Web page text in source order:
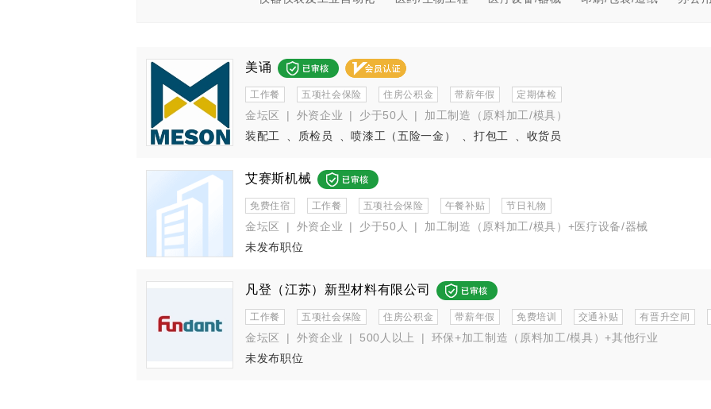
美诵
工作餐 五项社会保险 住房公积金 带薪年假 定期体检
金坛区 | 外资企业 | 少于50人 |
加工制造（原料加工/模具）
装配工
质检员 、喷漆工（五险一金） 、打包工 收货员
艾赛斯机械
免费住宿 工作餐 五项社会保险 午餐补贴 节日礼物
金坛区 | 外资企业 | 少于50人 |
加工制造（原料加工/模具）+医疗设备/器械
未发布职位
凡登（江苏）新型材料有限公司
工作餐 五项社会保险 住房公积金 带薪年假 免费培训 交通补贴 有晋升空间
金坛区 | 外资企业 | 500人以上 |
环保+加工制造（原料加工/模具）+其他行业
未发布职位